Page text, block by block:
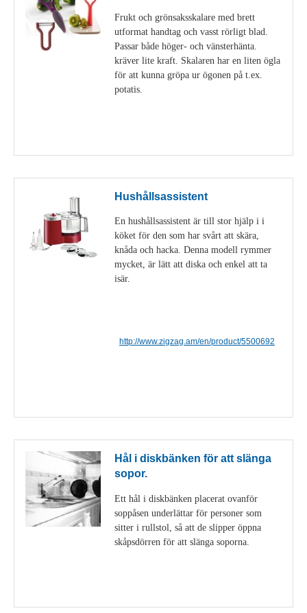
Frukt och grönsaksskalare med brett
utformat handtag och vasst rörligt blad.
Passar både höger- och vänsterhänta.
kräver lite kraft. Skalaren har en liten ögla
för att kunna gröpa ur ögonen på t.ex.
potatis.
Hushållsassistent
En hushållsassistent är till stor hjälp i i
köket för den som har svårt att skära,
knåda och hacka. Denna modell rymmer
mycket, är lätt att diska och enkel att ta
isär.
http://www.zigzag.am/en/product/5500692
Hål i diskbänken för att slänga
sopor.
Ett hål i diskbänken placerat ovanför
soppåsen underlättar för personer som
sitter i rullstol, så att de slipper öppna
skåpsdörren för att slänga soporna.